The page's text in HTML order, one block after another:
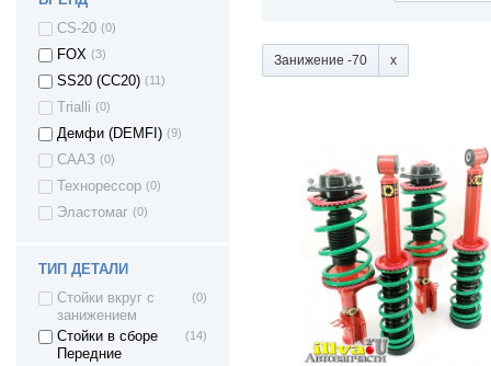
CS-20 (0)
FOX (3)
SS20 (СС20) (11)
Trialli (0)
Демфи (DEMFI) (9)
СААЗ (0)
Технорессор (0)
Эластомаг (0)
ТИП ДЕТАЛИ
Стойки вкруг с
занижением
(0)
Стойки в сборе
Передние
(14)
Занижение -70